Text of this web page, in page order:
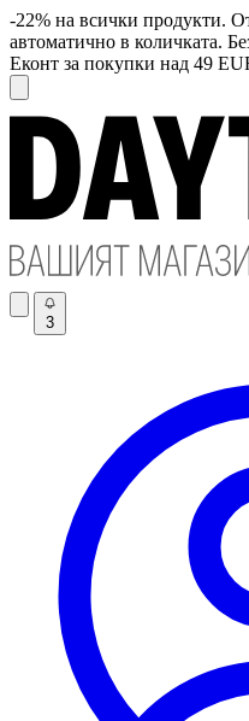
-22% на всички продукти.
автоматично в количката.
Еконт за покупки над 49
3